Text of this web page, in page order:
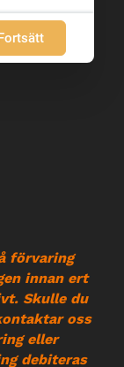
förvaring
innan ert
Skulle du
oss
eller
debiteras